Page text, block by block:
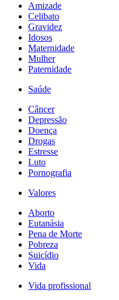
Amizade
Celibato
Gravidez
Idosos
Maternidade
Mulher
Paternidade
Saúde
Câncer
Depressão
Doença
Drogas
Estresse
Luto
Pornografia
Valores
Aborto
Eutanásia
Pena de Morte
Pobreza
Suicídio
Vida
Vida profissional